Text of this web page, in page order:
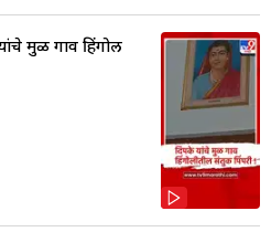
मुळ गाव हिंगोली